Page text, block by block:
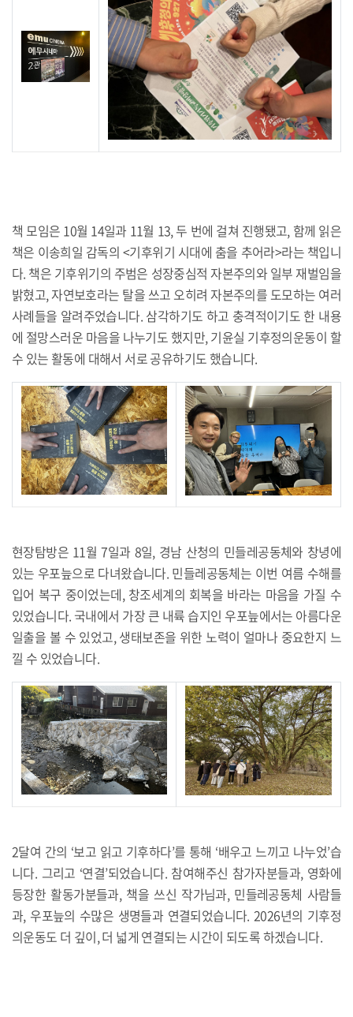
책 모임은 10월 14일과 11월 13, 두 번에 걸쳐 진행됐고, 함께 읽은
책은 이송희일 감독의 <기후위기 시대에 춤을 추어라>라는 책입니
다. 책은 기후위기의 주범은 성장중심적 자본주의와 일부 재벌임을
밝혔고, 자연보호라는 탈을 쓰고 오히려 자본주의를 도모하는 여러
사례들을 알려주었습니다. 삼각하기도 하고 충격적이기도 한 내용
에 절망스러운 마음을 나누기도 했지만, 기윤실 기후정의운동이 할
수 있는 활동에 대해서 서로 공유하기도 했습니다.
현장탐방은 11월 7일과 8일, 경남 산청의 민들레공동체와 창녕에
있는 우포늪으로 다녀왔습니다. 민들레공동체는 이번 여름 수해를
입어 복구 중이었는데, 창조세계의 회복을 바라는 마음을 가질 수
있었습니다. 국내에서 가장 큰 내륙 습지인 우포늪에서는 아름다운
일출을 볼 수 있었고, 생태보존을 위한 노력이 얼마나 중요한지 느
낄 수 있었습니다.
2달여 간의 ‘보고 읽고 기후하다’를 통해 ‘배우고 느끼고 나누었’습
니다. 그리고 ‘연결’되었습니다. 참여해주신 참가자분들과, 영화에
등장한 활동가분들과, 책을 쓰신 작가님과, 민들레공동체 사람들
과, 우포늪의 수많은 생명들과 연결되었습니다. 2026년의 기후정
의운동도 더 깊이, 더 넓게 연결되는 시간이 되도록 하겠습니다.